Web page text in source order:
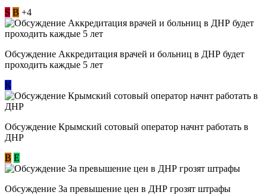
S В +4
Обсуждение Аккредитация врачей и больниц в ДНР будет
проходить каждые 5 лет
К
Обсуждение Крымский сотовый оператор начнт работать в
ДНР
В E
Обсуждение За превышение цен в ДНР грозят штрафы